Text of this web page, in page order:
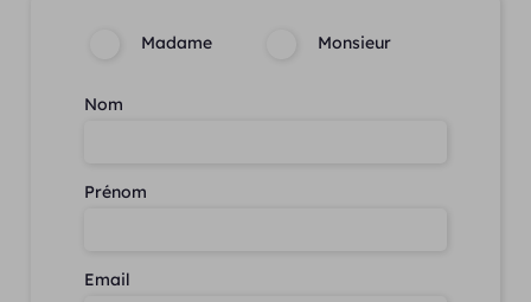
Madame Monsieur
Nom
Prénom
Email